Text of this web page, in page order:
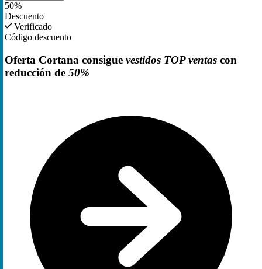
50%
Descuento
Verificado
Código descuento
Oferta Cortana consigue vestidos TOP ventas con
reducción de 50%